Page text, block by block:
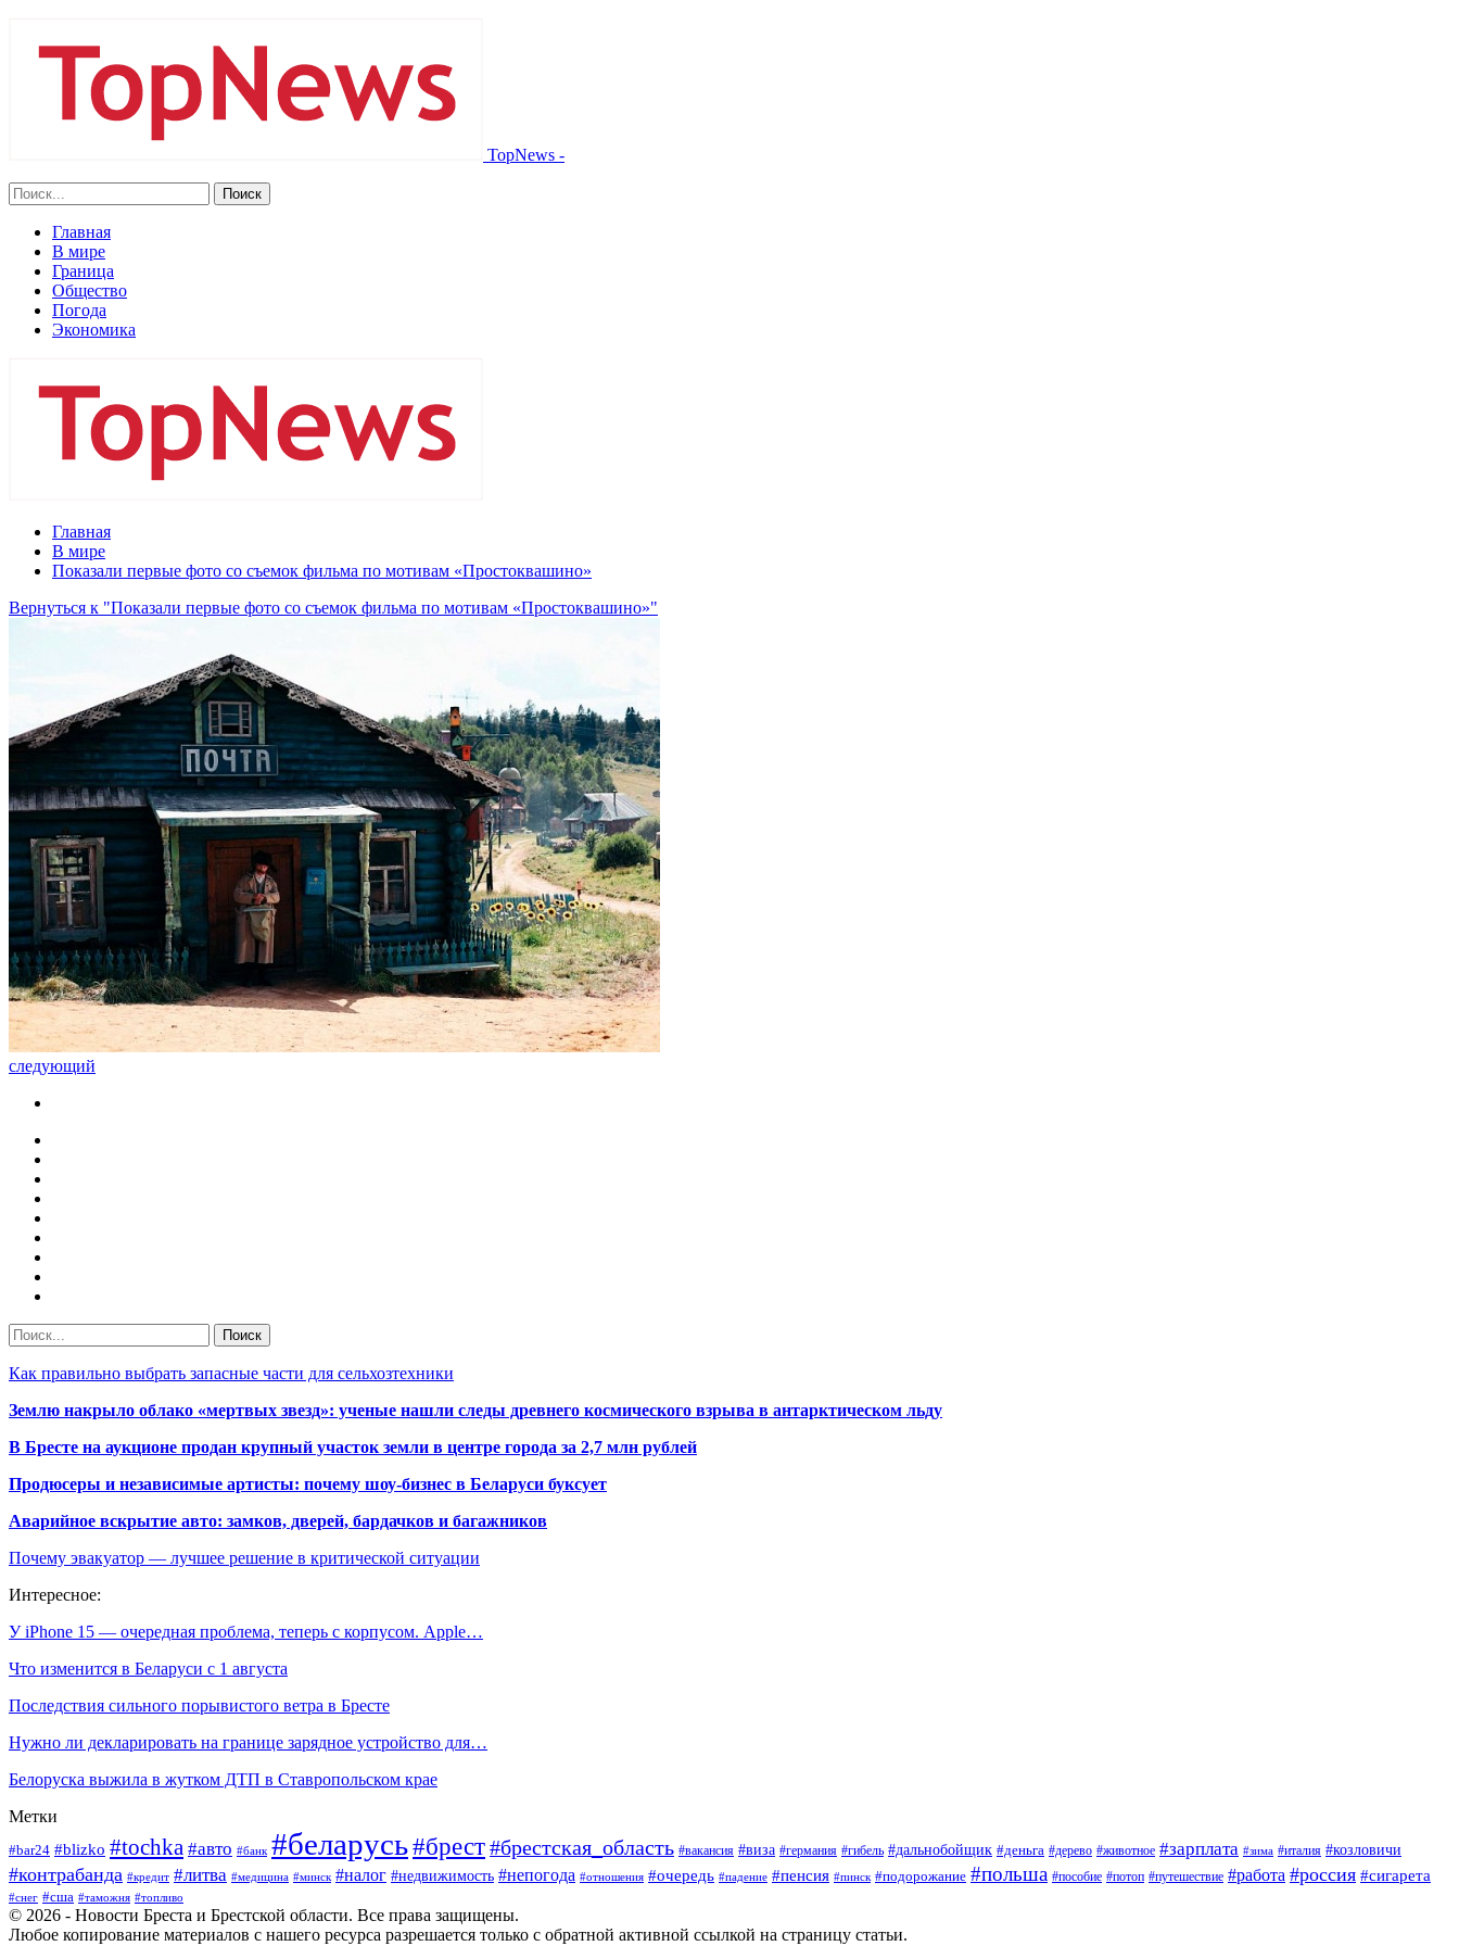
TopNews -
Главная
В мире
Граница
Общество
Погода
Экономика
Главная
В мире
Показали первые фото со съемок фильма по мотивам «Простоквашино»
Вернуться к "Показали первые фото со съемок фильма по мотивам «Простоквашино»"
следующий
Как правильно выбрать запасные части для сельхозтехники
Землю накрыло облако «мертвых звезд»: ученые нашли следы древнего космического взрыва в антарктическом льду
В Бресте на аукционе продан крупный участок земли в центре города за 2,7 млн рублей
Продюсеры и независимые артисты: почему шоу-бизнес в Беларуси буксует
Аварийное вскрытие авто: замков, дверей, бардачков и багажников
Почему эвакуатор — лучшее решение в критической ситуации
Интересное:
У iPhone 15 — очередная проблема, теперь с корпусом. Apple…
Что изменится в Беларуси с 1 августа
Последствия сильного порывистого ветра в Бресте
Нужно ли декларировать на границе зарядное устройство для…
Белоруска выжила в жутком ДТП в Ставропольском крае
Метки
#bar24 #blizko #tochka #авто #банк #беларусь#брест#брестская_область #вакансия #виза #германия #гибель #дальнобойщик #деньга #дерево #животное #зарплата #зима #италия #козловичи
#контрабанда #кредит #литва #медицина #минск #налог #недвижимость #непогода #отношения #очередь #падение #пенсия #пинск #подорожание #польша #пособие #потоп #путешествие #работа #россия #сигарета
#снег #сша #таможня #топливо
© 2026 - Новости Бреста и Брестской области. Все права защищены.
Любое копирование материалов с нашего ресурса разрешается только с обратной активной ссылкой на страницу статьи.